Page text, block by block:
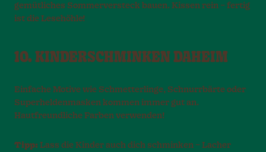
gemütliches Sommerversteck bauen. Kissen rein – fertig
ist die Lesehöhle!
10. KINDERSCHMINKEN DAHEIM
Einfache Motive wie Schmetterlinge, Schnurrbärte oder
Superheldenmasken kommen immer gut an.
Hautfreundliche Farben verwenden!
Tipp: Lass die Kinder auch dich schminken – Lacher